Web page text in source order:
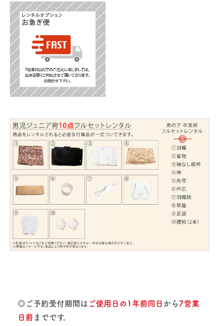
◎ご予約受付期間は ご使用日の1年前同日 から7営業
日前 までです。